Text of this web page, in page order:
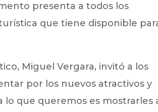
presenta a todos los
que tiene disponible
Miguel Vergara, invitó a los
por los nuevos atractivos y
que queremos es mostrarles